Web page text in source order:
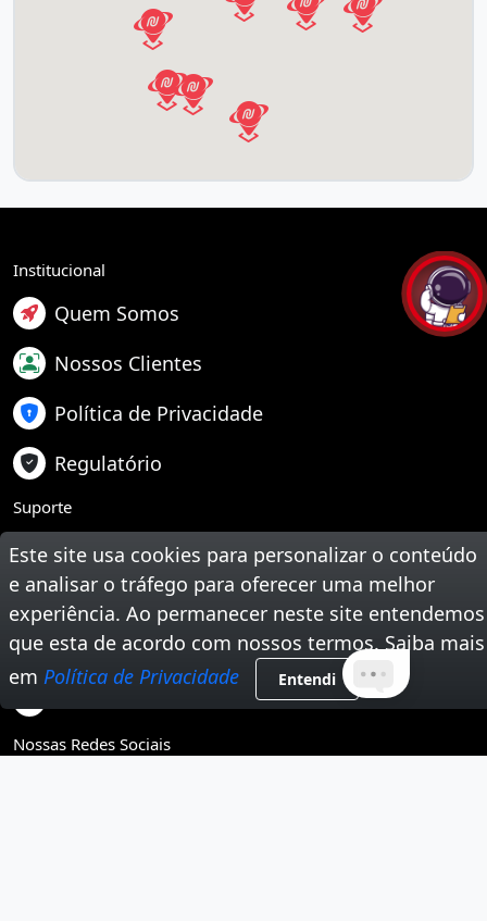
Este site usa cookies para personalizar o conteúdo
e analisar o tráfego para oferecer uma melhor
experiência. Ao permanecer neste site entendemos
que esta de acordo com nossos termos. Saiba mais
em Política de Privacidade Entendi
Institucional
Quem Somos
Nossos Clientes
Política de Privacidade
Regulatório
Suporte
Teste Sua Velocidade
Segunda Via de Boleto
Trabalhe Conosco
Nossas Redes Sociais